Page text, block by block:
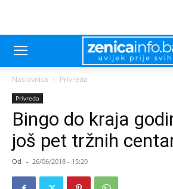
Naslovnica Privreda
Privreda
Bingo do kraja
još pet tržnih
Od - 26/06/2018 - 15:20